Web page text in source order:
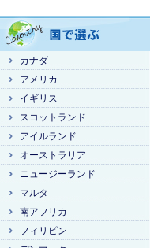
カナダ
アメリカ
イギリス
スコットランド
アイルランド
オーストラリア
ニュージーランド
マルタ
南アフリカ
フィリピン